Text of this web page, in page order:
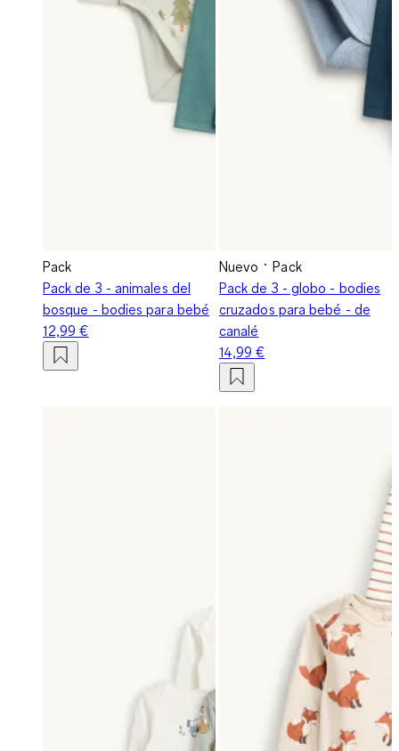
Pack
Pack de 3 - animales del
bosque - bodies para bebé
12,99 €
Nuevo
Pack
Pack de 3 - globo - bodies
cruzados para bebé - de
canalé
14,99 €